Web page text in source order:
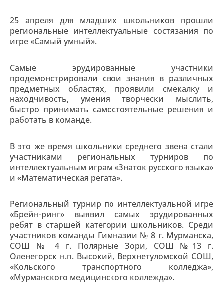
25 апреля для младших школьников прошли
региональные интеллектуальные состязания по
игре «Самый умный».
Самые эрудированные участники
продемонстрировали свои знания в различных
предметных областях, проявили смекалку и
находчивость, умения творчески мыслить,
быстро принимать самостоятельные решения и
работать в команде.
В это же время школьники среднего звена стали
участниками региональных турниров по
интеллектуальным играм «Знаток русского языка»
и «Математическая регата».
Региональный турнир по интеллектуальной игре
«Брейн-ринг» выявил самых эрудированных
ребят в старшей категории школьников. Среди
участников команды Гимназии № 8 г. Мурманска,
СОШ № 4 г. Полярные Зори, СОШ №13 г.
Оленегорск н.п. Высокий, Верхнетуломской СОШ,
«Кольского транспортного колледжа»,
«Мурманского медицинского коллежда».